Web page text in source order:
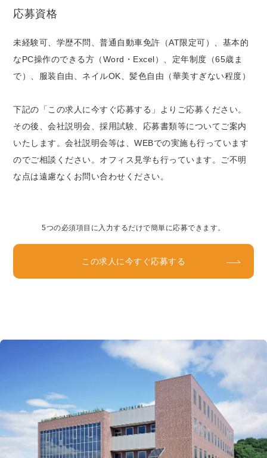
応募資格
未経験可、学歴不問、普通自動車免許（AT限定可）、基本的
なPC操作のできる方（Word・Excel）、定年制度（65歳ま
で）、服装自由、ネイルOK、髪色自由（華美すぎない程度）
下記の「この求人に今すぐ応募する」よりご応募ください。
その後、会社説明会、採用試験、応募書類等についてご案内
いたします。会社説明会等は、WEBでの実施も行っています
のでご相談ください。オフィス見学も行っています。ご不明
な点は遠慮なくお問い合わせください。
5つの必須項目に入力するだけで簡単に応募できます。
この求人に今すぐ応募する